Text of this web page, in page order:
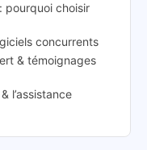
pourquoi choisir
concurrents
& témoignages
l’assistance